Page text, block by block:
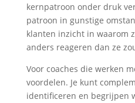
kernpatroon onder druk
patroon in gunstige
klanten inzicht in waarom
anders reageren dan ze
Voor coaches die werken
voordelen. Je kunt
identificeren en begrijpen